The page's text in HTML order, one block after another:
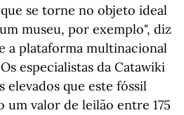
se torne no objeto ideal
museu, por exemplo", diz
a plataforma multinacional
especialistas da Catawiki
elevados que este fóssil
um valor de leilão entre 175